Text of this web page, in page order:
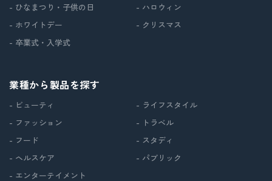
- ひなまつり・子供の日
- ホワイトデー
- 卒業式・入学式
- ハロウィン
- クリスマス
業種から製品を探す
- ビューティ
- ファッション
- フード
- ヘルスケア
- エンターテイメント
- ライフスタイル
- トラベル
- スタディ
- パブリック